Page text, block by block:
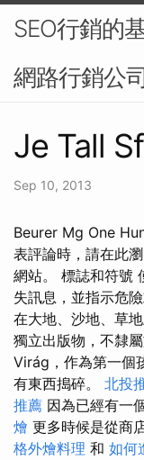
SEO行銷的
網路行銷公
Je Tall
Sep 10, 2013
Beurer Mg One
表評論時，請在此
網站。 標誌和符號
失訊息，並指示危
在大地、沙地、草
獨立出版物，不隸
Virág，作為第一個
有東西搗碎。 北投
推薦 因為已經有一
燴 更多時候是從商
格外燴料理 和 如何